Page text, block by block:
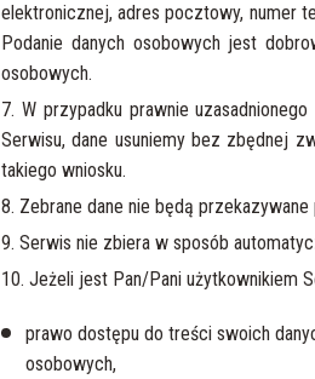
elektronicznej, adres pocztowy, numer
Podanie danych osobowych jest
osobowych.
7. W przypadku prawnie
Serwisu, dane usuniemy bez zbędnej
takiego wniosku.
8. Zebrane dane nie będą
9. Serwis nie zbiera w sposób
10. Jeżeli jest Pan/Pani użytkownikiem
prawo dostępu do treści swoich
osobowych,